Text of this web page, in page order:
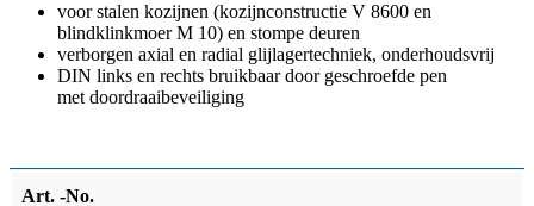
voor stalen kozijnen (kozijnconstructie V 8600 en
blindklinkmoer M 10) en stompe deuren
verborgen axial en radial glijlagertechniek, onderhoudsvrij
DIN links en rechts bruikbaar door geschroefde pen
met doordraaibeveiliging
Art. -No.